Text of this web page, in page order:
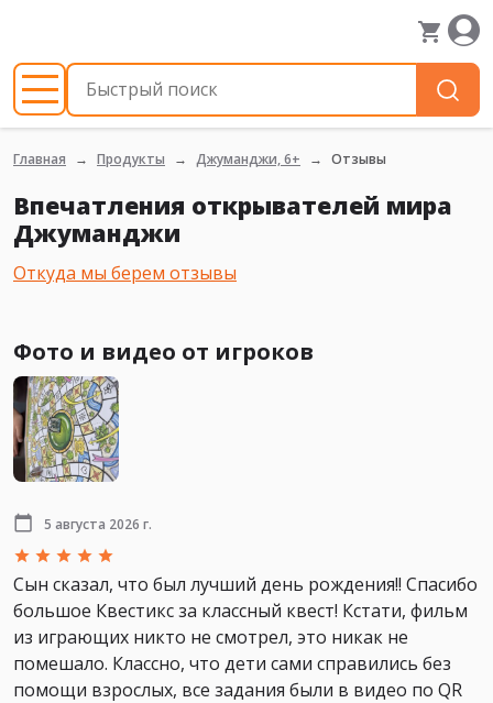
Главная Продукты Джуманджи, 6+ Отзывы
Впечатления открывателей мира
Джуманджи
Откуда мы берем отзывы
Фото и видео от игроков
5 августа 2026 г.
Сын сказал, что был лучший день рождения!! Спасибо
большое Квестикс за классный квест! Кстати, фильм
из играющих никто не смотрел, это никак не
помешало. Классно, что дети сами справились без
помощи взрослых, все задания были в видео по QR